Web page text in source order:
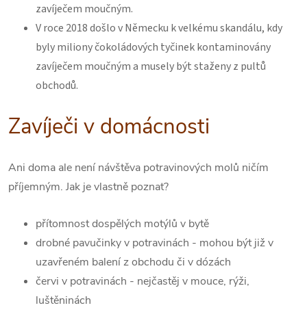
zavíječem moučným.
V roce 2018 došlo v Německu k velkému skandálu, kdy
byly miliony čokoládových tyčinek kontaminovány
zavíječem moučným a musely být staženy z pultů
obchodů.
Zavíječi v domácnosti
Ani doma ale není návštěva potravinových molů ničím
příjemným. Jak je vlastně poznat?
přítomnost dospělých motýlů v bytě
drobné pavučinky v potravinách - mohou být již v
uzavřeném balení z obchodu či v dózách
červi v potravinách - nejčastěj v mouce, rýži,
luštěninách